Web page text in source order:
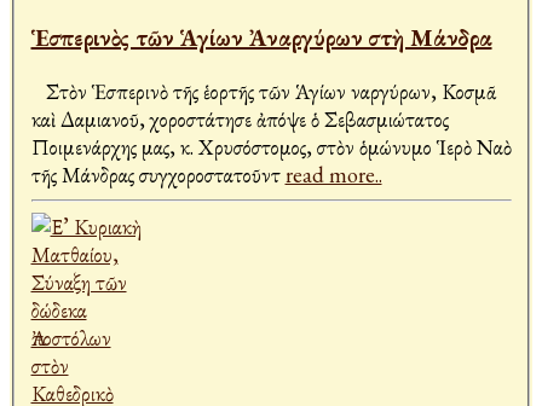
Ἑσπερινὸς τῶν Ἁγίων Ἀναργύρων στὴ Μάνδρα
Στὸν Ἑσπερινὸ τῆς ἑορτῆς τῶν Ἁγίων Ἀναργύρων, Κοσμᾶ
καὶ Δαμιανοῦ, χοροστάτησε ἀπόψε ὁ Σεβασμιώτατος
Ποιμενάρχης μας, κ. Χρυσόστομος, στὸν ὁμώνυμο Ἱερὸ Ναὸ
τῆς Μάνδρας συγχοροστατοῦντread more..